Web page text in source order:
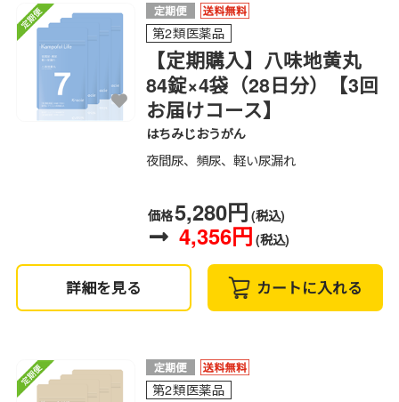
第2類医薬品
【定期購入】八味地黄丸
84錠×4袋（28日分）【3回
お届けコース】
はちみじおうがん
夜間尿、頻尿、軽い尿漏れ
価格5,280円 (税込)
4,356円 (税込)
詳細を見る カートに入れる
第2類医薬品